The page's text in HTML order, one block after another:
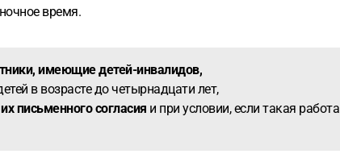
время.
имеющие детей-инвалидов,
в возрасте до четырнадцати лет,
письменного согласия и при условии, если такая